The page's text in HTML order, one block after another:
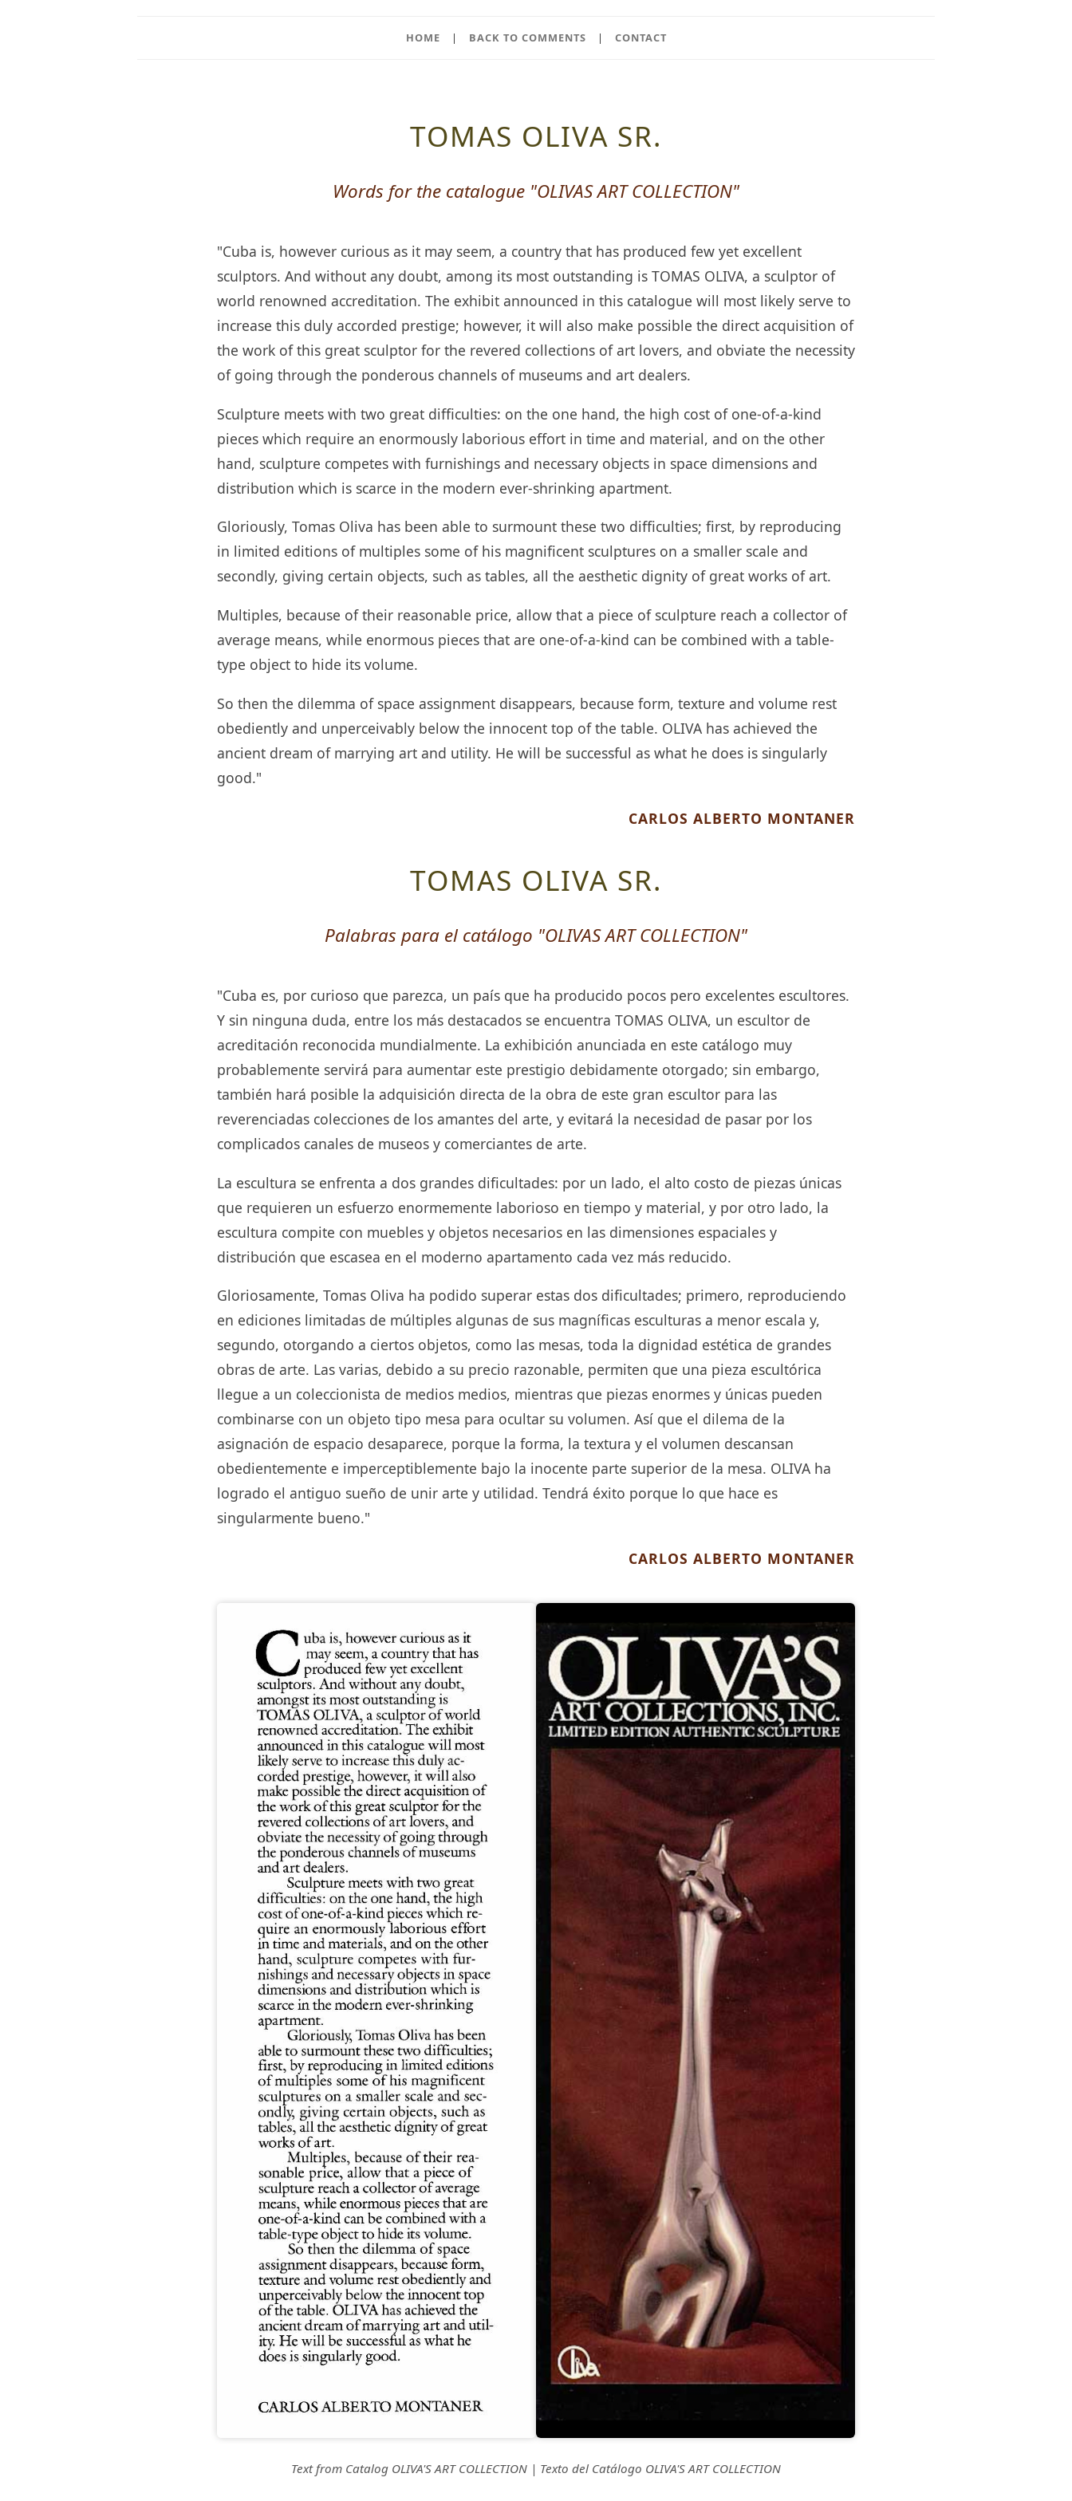
HOME | BACK TO COMMENTS | CONTACT
TOMAS OLIVA SR.
Words for the catalogue "OLIVAS ART COLLECTION"
"Cuba is, however curious as it may seem, a country that has produced few yet excellent
sculptors. And without any doubt, among its most outstanding is TOMAS OLIVA, a sculptor of
world renowned accreditation. The exhibit announced in this catalogue will most likely serve to
increase this duly accorded prestige; however, it will also make possible the direct acquisition of
the work of this great sculptor for the revered collections of art lovers, and obviate the necessity
of going through the ponderous channels of museums and art dealers.
Sculpture meets with two great difficulties: on the one hand, the high cost of one-of-a-kind
pieces which require an enormously laborious effort in time and material, and on the other
hand, sculpture competes with furnishings and necessary objects in space dimensions and
distribution which is scarce in the modern ever-shrinking apartment.
Gloriously, Tomas Oliva has been able to surmount these two difficulties; first, by reproducing
in limited editions of multiples some of his magnificent sculptures on a smaller scale and
secondly, giving certain objects, such as tables, all the aesthetic dignity of great works of art.
Multiples, because of their reasonable price, allow that a piece of sculpture reach a collector of
average means, while enormous pieces that are one-of-a-kind can be combined with a table-
type object to hide its volume.
So then the dilemma of space assignment disappears, because form, texture and volume rest
obediently and unperceivably below the innocent top of the table. OLIVA has achieved the
ancient dream of marrying art and utility. He will be successful as what he does is singularly
good."
CARLOS ALBERTO MONTANER
TOMAS OLIVA SR.
Palabras para el catálogo "OLIVAS ART COLLECTION"
"Cuba es, por curioso que parezca, un país que ha producido pocos pero excelentes escultores.
Y sin ninguna duda, entre los más destacados se encuentra TOMAS OLIVA, un escultor de
acreditación reconocida mundialmente. La exhibición anunciada en este catálogo muy
probablemente servirá para aumentar este prestigio debidamente otorgado; sin embargo,
también hará posible la adquisición directa de la obra de este gran escultor para las
reverenciadas colecciones de los amantes del arte, y evitará la necesidad de pasar por los
complicados canales de museos y comerciantes de arte.
La escultura se enfrenta a dos grandes dificultades: por un lado, el alto costo de piezas únicas
que requieren un esfuerzo enormemente laborioso en tiempo y material, y por otro lado, la
escultura compite con muebles y objetos necesarios en las dimensiones espaciales y
distribución que escasea en el moderno apartamento cada vez más reducido.
Gloriosamente, Tomas Oliva ha podido superar estas dos dificultades; primero, reproduciendo
en ediciones limitadas de múltiples algunas de sus magníficas esculturas a menor escala y,
segundo, otorgando a ciertos objetos, como las mesas, toda la dignidad estética de grandes
obras de arte. Las varias, debido a su precio razonable, permiten que una pieza escultórica
llegue a un coleccionista de medios medios, mientras que piezas enormes y únicas pueden
combinarse con un objeto tipo mesa para ocultar su volumen. Así que el dilema de la
asignación de espacio desaparece, porque la forma, la textura y el volumen descansan
obedientemente e imperceptiblemente bajo la inocente parte superior de la mesa. OLIVA ha
logrado el antiguo sueño de unir arte y utilidad. Tendrá éxito porque lo que hace es
singularmente bueno."
CARLOS ALBERTO MONTANER
Text from Catalog OLIVA'S ART COLLECTION | Texto del Catálogo OLIVA'S ART COLLECTION